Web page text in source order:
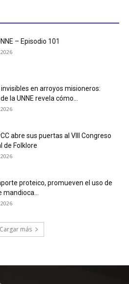
– Episodio 101
en arroyos misioneros:
la UNNE revela cómo...
abre sus puertas al VIII Congreso
de Folklore
proteico, promueven el uso de
mandioca...
Cargar más